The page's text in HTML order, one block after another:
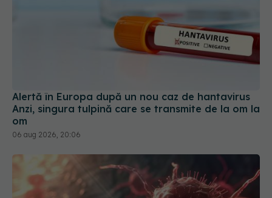
Alertă în Europa după un nou caz de hantavirus
Anzi, singura tulpină care se transmite de la om la